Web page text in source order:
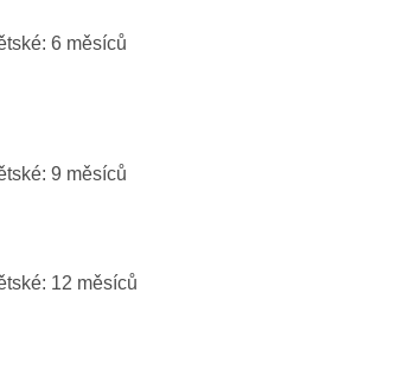
6 měsíců
9 měsíců
12 měsíců